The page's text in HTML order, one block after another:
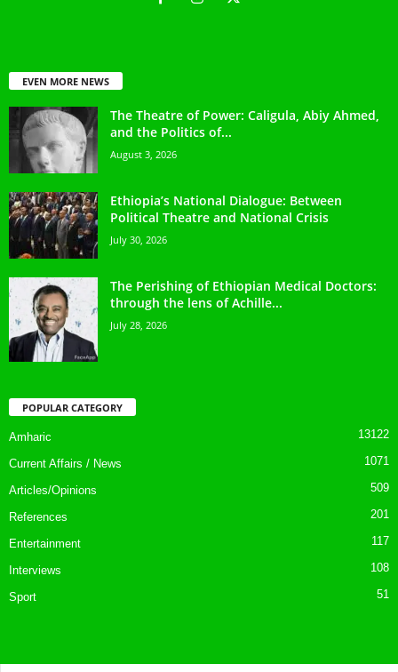
EVEN MORE NEWS
The Theatre of Power: Caligula, Abiy Ahmed,
and the Politics of...
August 3, 2026
Ethiopia’s National Dialogue: Between
Political Theatre and National Crisis
July 30, 2026
The Perishing of Ethiopian Medical Doctors:
through the lens of Achille...
July 28, 2026
POPULAR CATEGORY
Amharic 13122
Current Affairs / News 1071
Articles/Opinions 509
References 201
Entertainment 117
Interviews 108
Sport 51